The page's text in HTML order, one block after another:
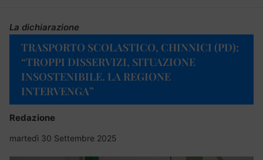
La dichiarazione
TRASPORTO SCOLASTICO, CHINNICI (PD):
“TROPPI DISSERVIZI, SITUAZIONE
INSOSTENIBILE. LA REGIONE
INTERVENGA”
Redazione
martedì 30 Settembre 2025